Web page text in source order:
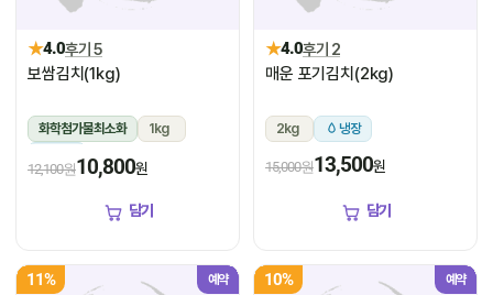
★4.0후기 5
보쌈김치(1kg)
화학첨가물최소화
1kg
12,100원10,800원
담기
★4.0후기 2
매운 포기김치(2kg)
2kg 냉장
15,000원13,500원
담기
11% 예약 10% 예약